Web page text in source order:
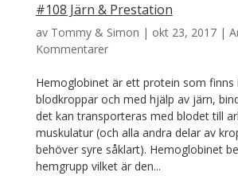
#108 Järn & Prestation
av Tommy & Simon | okt 23, 2017|
Kommentarer
Hemoglobinet är ett protein som finns
blodkroppar och med hjälp av järn,
det kan transporteras med blodet till
muskulatur (och alla andra delar av
behöver syre såklart). Hemoglobinet
hemgrupp vilket är den...